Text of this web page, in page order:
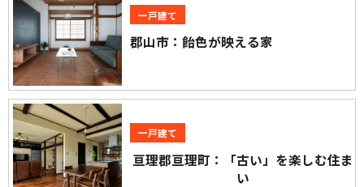
一戸建て
郡山市：飴色が映える家
一戸建て
亘理郡亘理町：「古い」を楽しむ住ま
い